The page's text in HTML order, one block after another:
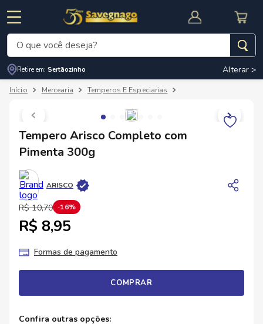
CUPOM DE DESCONTO
O que você deseja?
Retire em: Sertãozinho Alterar >
Mercearia Temperos E Especiarias
Tempero Arisco Completo com
Pimenta 300g
ARISCO
R$ 10,70 16%
R$ 8,95
Formas de pagamento
COMPRAR
Termos mais buscados
cafe
º
cerveja
5º arroz